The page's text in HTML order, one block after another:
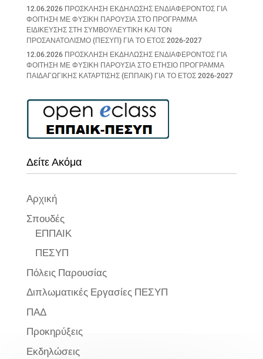
12.06.2026 ΠΡΟΣΚΛΗΣΗ ΕΚΔΗΛΩΣΗΣ ΕΝΔΙΑΦΕΡΟΝΤΟΣ ΓΙΑ
ΦΟΙΤΗΣΗ ΜΕ ΦΥΣΙΚΗ ΠΑΡΟΥΣΙΑ ΣΤΟ ΠΡΟΓΡΑΜΜΑ
ΕΙΔΙΚΕΥΣΗΣ ΣΤΗ ΣΥΜΒΟΥΛΕΥΤΙΚΗ ΚΑΙ ΤΟΝ
ΠΡΟΣΑΝΑΤΟΛΙΣΜΟ (ΠΕΣΥΠ) ΓΙΑ ΤΟ ΕΤΟΣ 2026-2027
12.06.2026 ΠΡΟΣΚΛΗΣΗ ΕΚΔΗΛΩΣΗΣ ΕΝΔΙΑΦΕΡΟΝΤΟΣ ΓΙΑ
ΦΟΙΤΗΣΗ ΜΕ ΦΥΣΙΚΗ ΠΑΡΟΥΣΙΑ ΣΤΟ ΕΤΗΣΙΟ ΠΡΟΓΡΑΜΜΑ
ΠΑΙΔΑΓΩΓΙΚΗΣ ΚΑΤΑΡΤΙΣΗΣ (ΕΠΠΑΙΚ) ΓΙΑ ΤΟ ΕΤΟΣ 2026-2027
Δείτε Ακόμα
Αρχική
Σπουδές
ΕΠΠΑΙΚ
ΠΕΣΥΠ
Πόλεις Παρουσίας
Διπλωματικές Εργασίες ΠΕΣΥΠ
ΠΑΔ
Προκηρύξεις
Εκδηλώσεις